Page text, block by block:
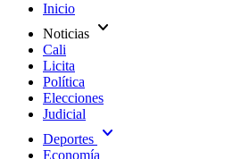
Inicio
Noticias expand_more
Cali
Licita
Política
Elecciones
Judicial
Deportes expand_more
Economía